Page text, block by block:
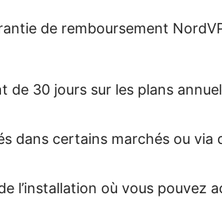
de remboursement
de 30 jours sur les plans
dans certains marchés ou via
l’installation où vous pouvez